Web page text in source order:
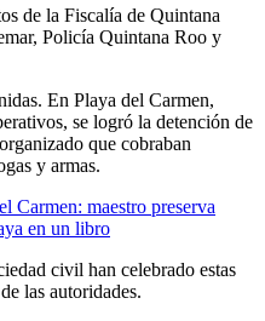
de la Fiscalía de Quintana
Policía Quintana Roo y
En Playa del Carmen,
se logró la detención de
que cobraban
y armas.
Carmen: maestro preserva
en un libro
civil han celebrado estas
las autoridades.